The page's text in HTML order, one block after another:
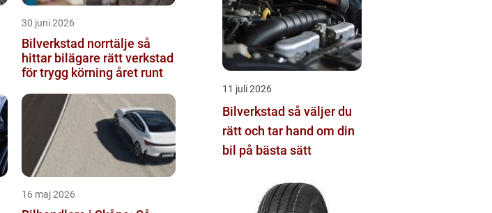
30 juni 2026
Bilverkstad norrtälje så
hittar bilägare rätt verkstad
för trygg körning året runt
16 maj 2026
11 juli 2026
Bilverkstad så väljer du
rätt och tar hand om din
bil på bästa sätt